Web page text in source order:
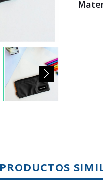
PRODUCTOS